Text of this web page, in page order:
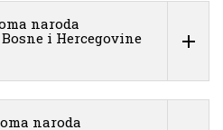
naroda
i Hercegovine
naroda